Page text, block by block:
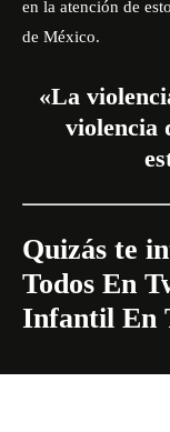
en la atención de
de México.
«La
violencia
Quizás te
Todos En
Infantil En